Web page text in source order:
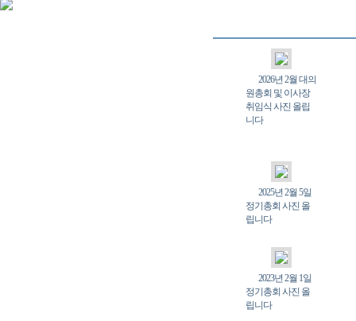
2026년 2월 대의
원총회 및 이사장
취임식 사진 올립
니다
2025년 2월 5일
정기총회 사진 올
립니다
2023년 2월 1일
정기총회 사진 올
립니다